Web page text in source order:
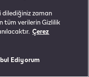
0
yapan nikotin
içindir.
dilediğiniz zaman
tüm verilerin Gizlilik
Çerez
Ediyorum